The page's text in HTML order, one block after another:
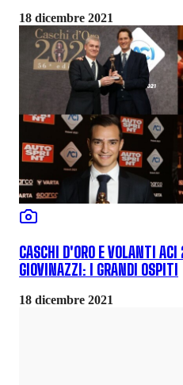
18 dicembre 2021
CASCHI D'ORO E VOLANTI
GIOVINAZZI: I GRANDI OSPITI
18 dicembre 2021